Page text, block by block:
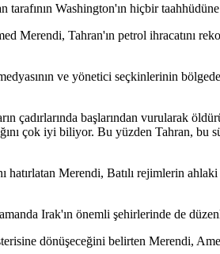
tarafının Washington'ın hiçbir
Tahran'ın petrol ihracatını
ve yönetici seçkinlerinin
çadırlarında başlarından vurularak
çok iyi biliyor. Bu yüzden Tahran, bu
Merendi, Batılı rejimlerin ahlaki
Irak'ın önemli şehirlerinde de
dönüşeceğini belirten Merendi,